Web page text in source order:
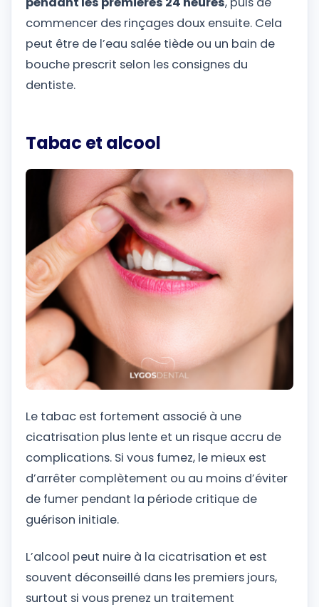
commencer des rinçages doux ensuite. Cela
peut être de l’eau salée tiède ou un bain de
bouche prescrit selon les consignes du
dentiste.
Tabac et alcool
Le tabac est fortement associé à une
cicatrisation plus lente et un risque accru de
complications. Si vous fumez, le mieux est
d’arrêter complètement ou au moins d’éviter
de fumer pendant la période critique de
guérison initiale.
L’alcool peut nuire à la cicatrisation et est
souvent déconseillé dans les premiers jours,
surtout si vous prenez un traitement